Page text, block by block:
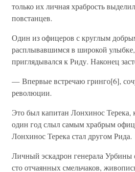
только их личная храбрость
повстанцев.
Один из офицеров с круглым
расплывавшимся в широкой
приглядывался к Риду. Наконец
— Впервые встречаю гринго[6],
революции.
Это был капитан Лонхинос Терека,
один год слыл самым храбрым
Лонхинос Терека стал другом Рида.
Личный эскадрон генерала Урбины
сто отчаянных смельчаков,